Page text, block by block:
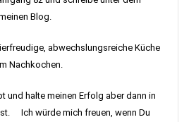
Blog.
abwechslungsreiche Küche
Nachkochen.
und halte meinen Erfolg aber dann in
Ich würde mich freuen, wenn Du